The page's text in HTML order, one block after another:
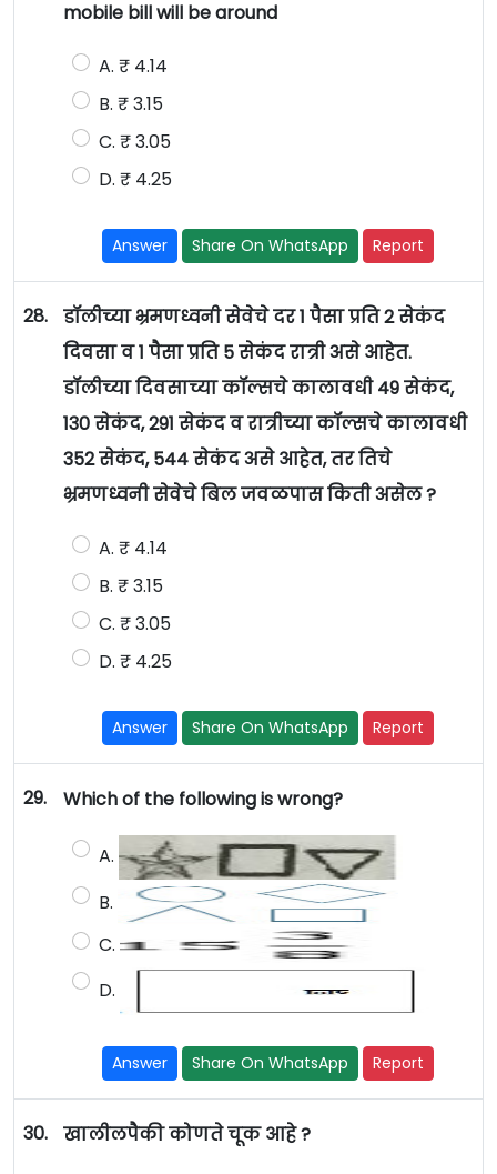
mobile bill will be around
A. ₹ 4.14
B. ₹ 3.15
C. ₹ 3.05
D. ₹ 4.25
Answer Share On WhatsApp Report
28.
डॉलीच्या भ्रमणध्वनी सेवेचे दर 1 पैसा प्रति 2 सेकंद
दिवसा व 1 पैसा प्रति 5 सेकंद रात्री असे आहेत.
डॉलीच्या दिवसाच्या कॉल्सचे कालावधी 49 सेकंद,
130 सेकंद, 291 सेकंद व रात्रीच्या कॉल्सचे कालावधी
352 सेकंद, 544 सेकंद असे आहेत, तर तिचे
भ्रमणध्वनी सेवेचे बिल जवळपास किती असेल ?
A. ₹ 4.14
B. ₹ 3.15
C. ₹ 3.05
D. ₹ 4.25
Answer Share On WhatsApp Report
29. Which of the following is wrong?
A.
B.
C.
D.
Answer Share On WhatsApp Report
30. खालीलपैकी कोणते चूक आहे ?